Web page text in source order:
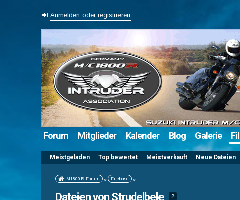
Anmelden oder registrieren
Forum Mitglieder Kalender Blog Galerie
Meistgeladen Top bewertet Meistverkauft Neue Dateien
M1800R Forum » Filebase »
Dateien von Strudelbele 2